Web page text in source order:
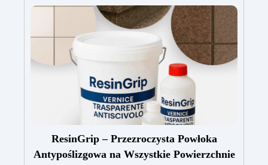
ResinGrip – Przezroczysta Powłoka
Antypoślizgowa na Wszystkie Powierzchnie